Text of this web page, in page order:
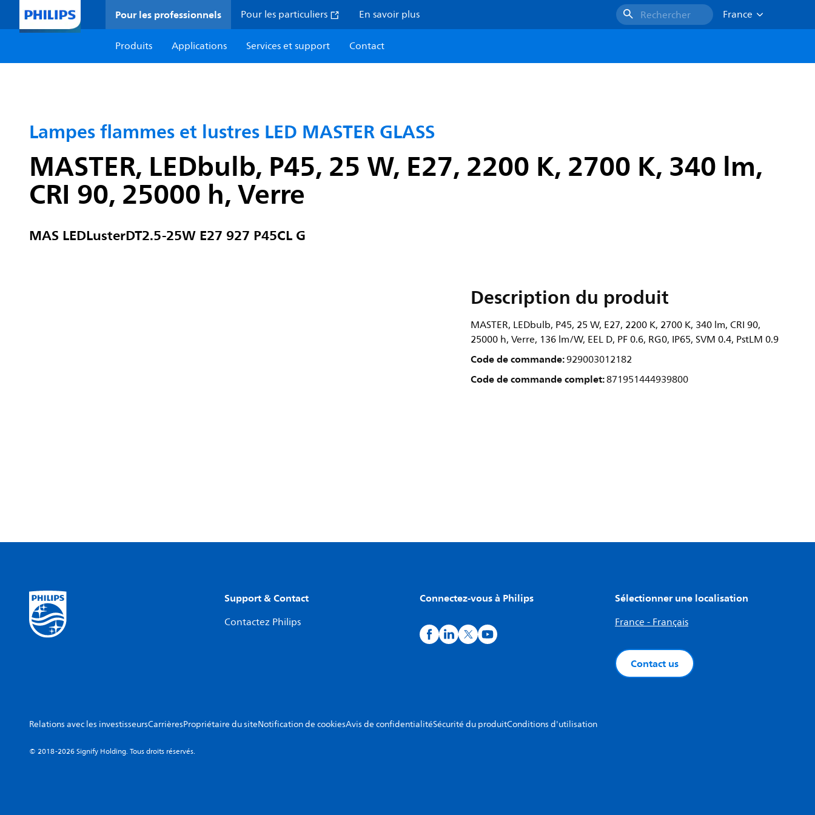
Pour les professionnels Pour les particuliers En savoir plus Rechercher
France
Produits
Applications Services et support Contact
Lampes flammes et lustres LED MASTER GLASS
MASTER, LEDbulb, P45, 25 W, E27, 2200 K, 2700 K, 340 lm,
CRI 90, 25000 h, Verre
MAS LEDLusterDT2.5-25W E27 927 P45CL G
Description du produit
MASTER, LEDbulb, P45, 25 W, E27, 2200 K, 2700 K, 340 lm, CRI 90,
25000 h, Verre, 136 lm/W, EEL D, PF 0.6, RG0, IP65, SVM 0.4, PstLM 0.9
Code de commande:929003012182
Code de commande complet:871951444939800
Support & Contact
Contactez Philips
Connectez-vous à Philips Sélectionner une localisation
France - Français
Contact us
Relations avec les investisseursCarrièresPropriétaire du siteNotification de cookiesAvis de confidentialitéSécurité du produitConditions d'utilisation
© 2018-2026 Signify Holding. Tous droits réservés.